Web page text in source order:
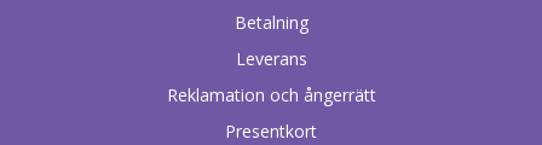
Betalning
Leverans
Reklamation och ångerrätt
Presentkort